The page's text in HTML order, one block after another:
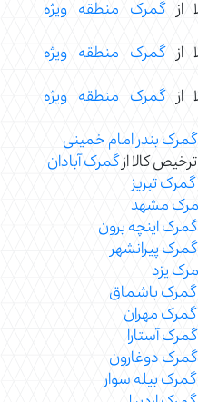
ازگمرک منطقه ویژه
ازگمرک منطقه ویژه
ازگمرک منطقه ویژه
گمرک بندر امام خمینی
کالا ازگمرک آبادان
گمرک تبریز
مشهد
گمرک اینچه برون
گمرک پیرانشهر
یزد
گمرک باشماق
گمرک مهران
گمرک آستارا
گمرک دوغارون
گمرک بیله سوار